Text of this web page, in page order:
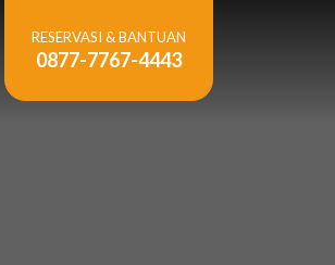
RESERVASI & BANTUAN
0877-7767-4443